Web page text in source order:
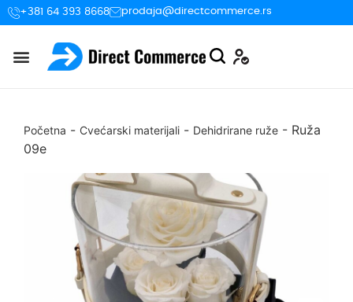
+381 64 393 8668 prodaja@directcommerce.rs
Početna - Cvećarski materijali - Dehidrirane ruže - Ruža
09e